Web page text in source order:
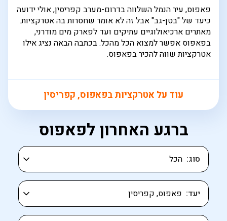
פאפוס, עיר הנמל השלווה בדרום-מערב קפריסין, אולי ידועה
כיעד של "בטן-גב" אבל זה לא אומר שחסרות בה אטרקציות.
מאתרים ארכיאולוגיים עתיקים ועד לפארק מים מודרני,
בפאפוס אפשר למצוא הכל מהכל. בכתבה הבאה נציג אילו
אטרקציות שווה להכיר בפאפוס.
עוד על אטרקציות בפאפוס, קפריסין
ברגע האחרון לפאפוס
יעד
סוג